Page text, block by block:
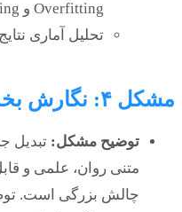
Overfitting و Underfitting.
تحلیل آماری
مشکل ۴: نگارش بخش‌های فنی و تخصصی
توضیح مشکل: تبدیل
متنی روان، علمی و
چالش بزرگی است.